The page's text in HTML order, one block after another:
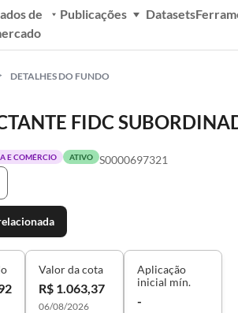
de
Publicações Datasets
DETALHES DO FUNDO
FIDC
E COMÉRCIO ATIVO
S0000697321
Valor da cota
R$ 1.063,37
06/08/2026
Aplicação
inicial mín.
-